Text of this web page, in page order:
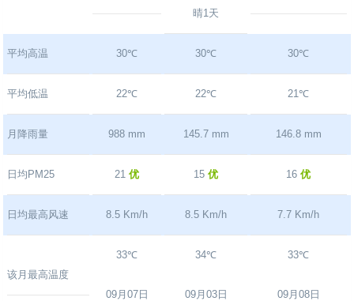
晴1天
平均高温 30℃ 30℃ 30℃
平均低温 22℃ 22℃ 21℃
月降雨量 988 mm 145.7 mm 146.8 mm
日均PM25 21优 15优 16优
日均最高风速 8.5 Km/h 8.5 Km/h 7.7 Km/h
该月最高温度
33℃
09月07日
34℃
09月03日
33℃
09月08日